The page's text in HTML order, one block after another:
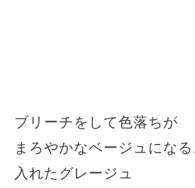
ブリーチをして色落ちが
まろやかなベージュにな
入れたグレージュ